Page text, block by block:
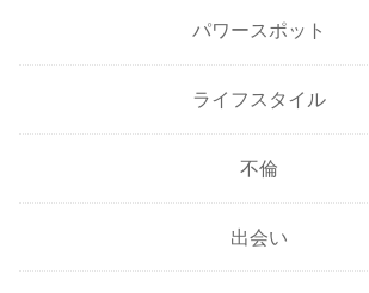
パワースポット
ライフスタイル
不倫
出会い